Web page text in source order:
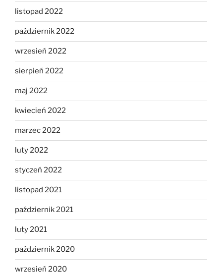
listopad 2022
październik 2022
wrzesień 2022
sierpień 2022
maj 2022
kwiecień 2022
marzec 2022
luty 2022
styczeń 2022
listopad 2021
październik 2021
luty 2021
październik 2020
wrzesień 2020